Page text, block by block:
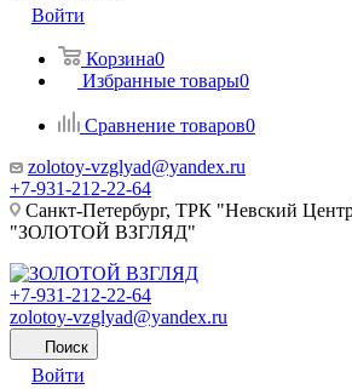
Войти
Корзина0
Избранные товары0
Сравнение товаров0
zolotoy-vzglyad@yandex.ru
+7-931-212-22-64
Санкт-Петербург, ТРК "Невский
"ЗОЛОТОЙ ВЗГЛЯД"
+7-931-212-22-64
zolotoy-vzglyad@yandex.ru
Поиск
Войти